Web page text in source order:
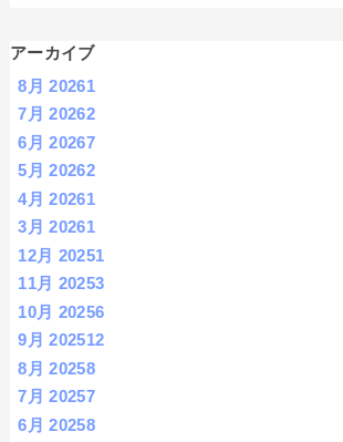
アーカイブ
8月 20261
7月 20262
6月 20267
5月 20262
4月 20261
3月 20261
12月 20251
11月 20253
10月 20256
9月 202512
8月 20258
7月 20257
6月 20258